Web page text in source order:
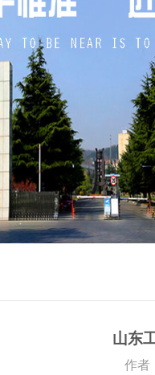
山东
作者